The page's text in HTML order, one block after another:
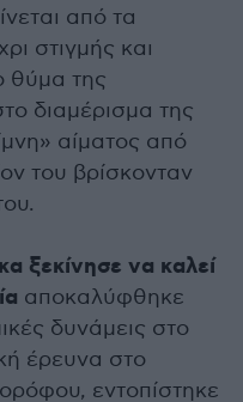
από τα
στιγμής και
θύμα της
διαμέρισμα της
αίματος από
του βρίσκονταν
ξεκίνησε να καλεί
αποκαλύφθηκε
δυνάμεις στο
έρευνα στο
εντοπίστηκε